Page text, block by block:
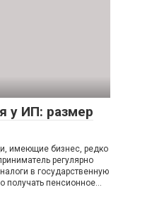
у ИП: размер
имеющие бизнес, редко
регулярно
в государственную
получать пенсионное…